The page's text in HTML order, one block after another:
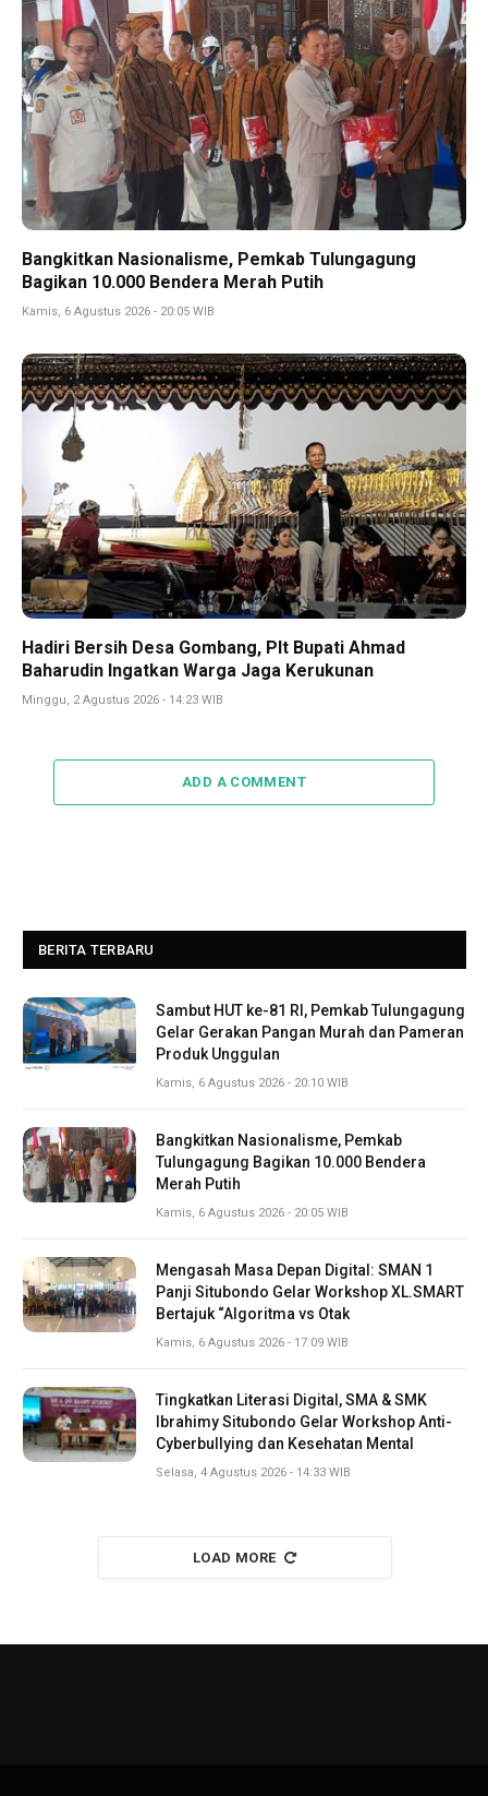
Bangkitkan Nasionalisme, Pemkab Tulungagung
Bagikan 10.000 Bendera Merah Putih
Kamis, 6 Agustus 2026 - 20:05 WIB
Hadiri Bersih Desa Gombang, Plt Bupati Ahmad
Baharudin Ingatkan Warga Jaga Kerukunan
Minggu, 2 Agustus 2026 - 14:23 WIB
ADD A COMMENT
BERITA TERBARU
Sambut HUT ke-81 RI, Pemkab Tulungagung
Gelar Gerakan Pangan Murah dan Pameran
Produk Unggulan
Kamis, 6 Agustus 2026 - 20:10 WIB
Bangkitkan Nasionalisme, Pemkab
Tulungagung Bagikan 10.000 Bendera
Merah Putih
Kamis, 6 Agustus 2026 - 20:05 WIB
Mengasah Masa Depan Digital: SMAN 1
Panji Situbondo Gelar Workshop XL.SMART
Bertajuk “Algoritma vs Otak
Kamis, 6 Agustus 2026 - 17:09 WIB
Tingkatkan Literasi Digital, SMA & SMK
Ibrahimy Situbondo Gelar Workshop Anti-
Cyberbullying dan Kesehatan Mental
Selasa, 4 Agustus 2026 - 14:33 WIB
LOAD MORE